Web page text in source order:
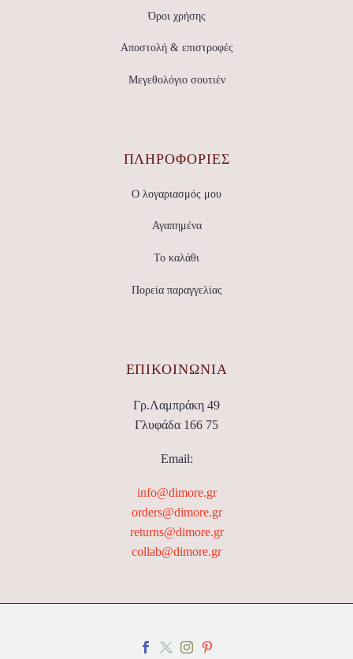
Όροι χρήσης
Αποστολή & επιστροφές
Μεγεθολόγιο σουτιέν
ΠΛΗΡΟΦΟΡΙΕΣ
Ο λογαριασμός μου
Αγαπημένα
Το καλάθι
Πορεία παραγγελίας
ΕΠΙΚΟΙΝΩΝΊΑ
Γρ.Λαμπράκη 49
Γλυφάδα 166 75
Email:
info@dimore.gr
orders@dimore.gr
returns@dimore.gr
collab@dimore.gr